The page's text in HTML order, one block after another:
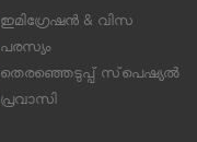
ഇമിഗ്രേഷന്‍ & വിസ
പരസ്യം
തെരഞ്ഞെടുപ്പ് സ്‌പെഷ്യല്‍
പ്രവാസി